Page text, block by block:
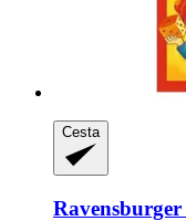
Cesta
Ravensburger